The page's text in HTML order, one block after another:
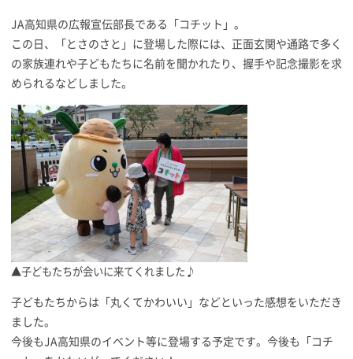
JA高知県の広報宣伝部長である「コチット」。
この日、「とさのさと」に登場した際には、正面玄関や通路で多く
の家族連れや子どもたちに名前を聞かれたり、握手や記念撮影を求
められるなどしました。
▲子どもたちが会いに来てくれました♪
子どもたちからは「丸くてかわいい」などといった感想をいただき
ました。
今後もJA高知県のイベント等に登場する予定です。今後も「コチ